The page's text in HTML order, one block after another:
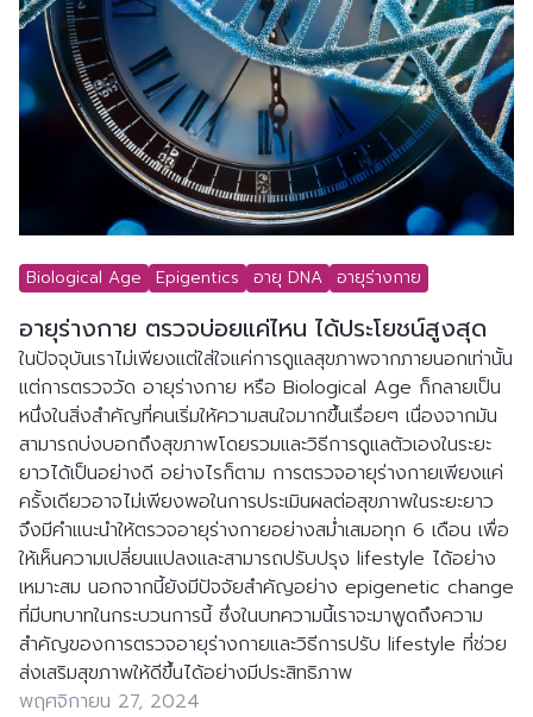
อายุร่างกาย ตรวจบ่อยแค่ไหน ได้ประโยชน์สูงสุด
ในปัจจุบันเราไม่เพียงแต่ใส่ใจแค่การดูแลสุขภาพจากภายนอกเท่านั้น
แต่การตรวจวัด อายุร่างกาย หรือ Biological Age ก็กลายเป็น
หนึ่งในสิ่งสำคัญที่คนเริ่มให้ความสนใจมากขึ้นเรื่อยๆ เนื่องจากมัน
สามารถบ่งบอกถึงสุขภาพโดยรวมและวิธีการดูแลตัวเองในระยะ
ยาวได้เป็นอย่างดี อย่างไรก็ตาม การตรวจอายุร่างกายเพียงแค่
ครั้งเดียวอาจไม่เพียงพอในการประเมินผลต่อสุขภาพในระยะยาว
จึงมีคำแนะนำให้ตรวจอายุร่างกายอย่างสม่ำเสมอทุก 6 เดือน เพื่อ
ให้เห็นความเปลี่ยนแปลงและสามารถปรับปรุง lifestyle ได้อย่าง
เหมาะสม นอกจากนี้ยังมีปัจจัยสำคัญอย่าง epigenetic change
ที่มีบทบาทในกระบวนการนี้ ซึ่งในบทความนี้เราจะมาพูดถึงความ
สำคัญของการตรวจอายุร่างกายและวิธีการปรับ lifestyle ที่ช่วย
ส่งเสริมสุขภาพให้ดีขึ้นได้อย่างมีประสิทธิภาพ
พฤศจิกายน 27, 2024
Biological Age Epigentics อายุ DNA อายุร่างกาย